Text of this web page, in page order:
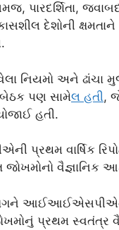
પારદર્શિતા,
દેશોની
નિયમો અને ઢાંચા
બેઠક પણ સામેલ હતી,
હતી.
પ્રથમ વાર્ષિક
વૈજ્ઞાનિક
આઈઆઈએસપીએની
પ્રથમ સ્વતંત્ર